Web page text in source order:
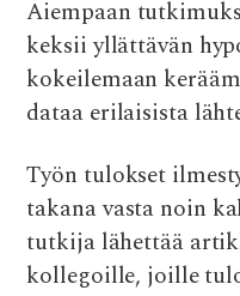
Aiempaan
keksii yllättävän
kokeilemaan
dataa erilaisista
Työn tulokset
takana vasta noin
tutkija lähettää
kollegoille, joille